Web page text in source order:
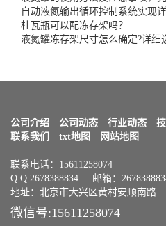
自动液氮输出循环控制系统实现
杜瓦瓶可以配冻存架吗？
液氮罐冻存架尺寸怎么确定?详细
公司介绍 公司动态 行业动态
联系我们
txt地图 网站地图
联系电话：15611258074
Q Q:2678388834 邮箱：
地址：北京市大兴区黄村安顺南路
微信号:15611258074